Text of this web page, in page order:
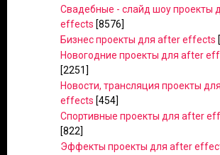
Свадебные - слайд шоу проекты
effects [8576]
Бизнес проекты для after effects
Новогодние проекты для after
[2251]
Новости, трансляция проекты
effects [454]
Спортивные проекты для after
[822]
Эффекты проекты для after